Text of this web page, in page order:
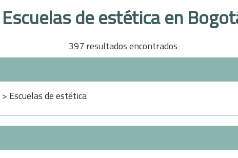
Escuelas de estética en
397 resultados encontrados
> Escuelas de estética